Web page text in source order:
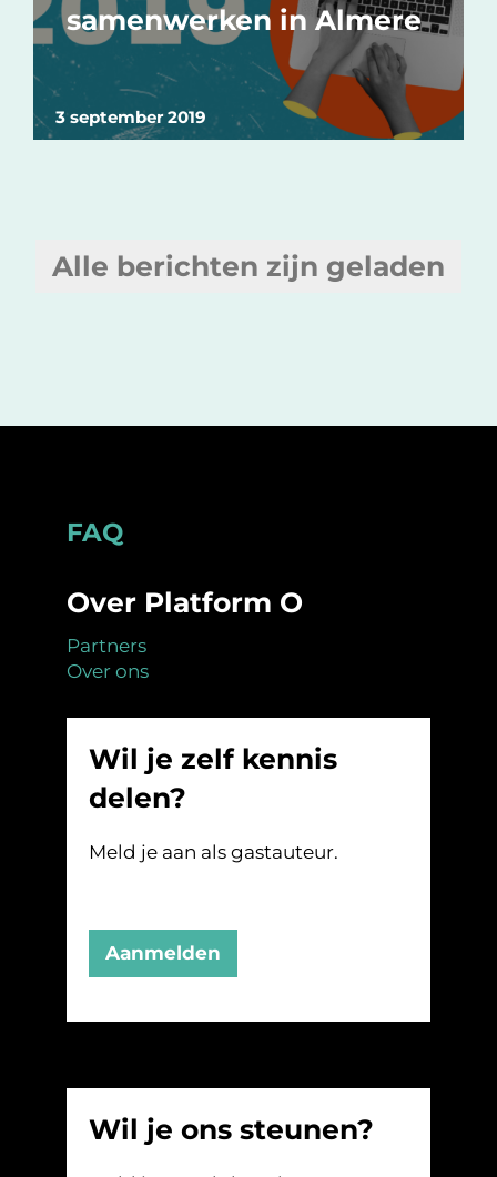
3 september 2019
samenwerken in Almere
Alle berichten zijn geladen
Footer
FAQ
Over Platform O
Partners
Over ons
Wil je zelf kennis
delen?
Meld je aan als gastauteur.
Aanmelden
Wil je ons steunen?